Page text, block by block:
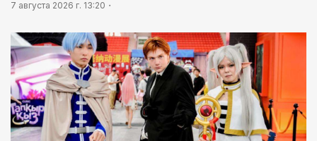
7 августа 2026 г. 13:20